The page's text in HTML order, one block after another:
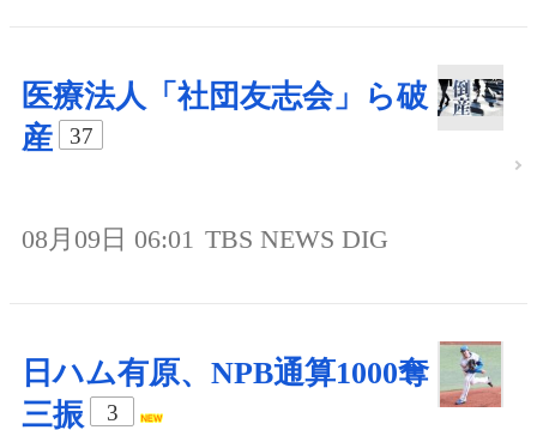
医療法人「社団友志会」ら破
産
37
08月09日 06:01 TBS NEWS DIG
日ハム有原、NPB通算1000奪
三振
3